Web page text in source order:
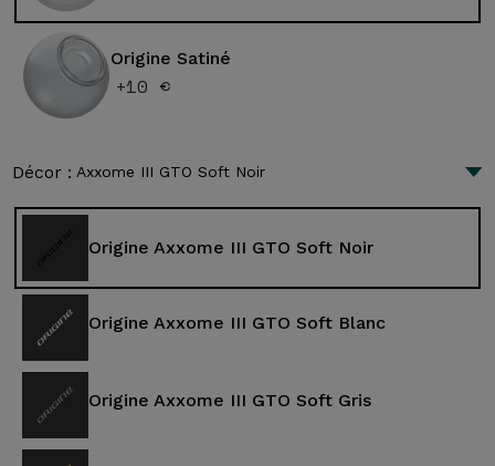
Origine Satiné
+10 €
Décor : Axxome III GTO Soft Noir
Origine Axxome III GTO Soft Noir
Origine Axxome III GTO Soft Blanc
Origine Axxome III GTO Soft Gris